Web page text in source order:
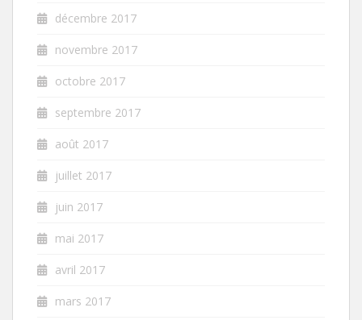
décembre 2017
novembre 2017
octobre 2017
septembre 2017
août 2017
juillet 2017
juin 2017
mai 2017
avril 2017
mars 2017